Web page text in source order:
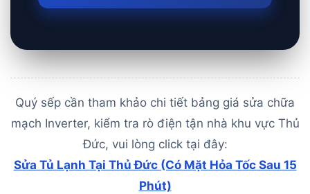
Quý sếp cần tham khảo chi tiết bảng giá sửa chữa
mạch Inverter, kiểm tra rò điện tận nhà khu vực Thủ
Đức, vui lòng click tại đây:
Sửa Tủ Lạnh Tại Thủ Đức (Có Mặt Hỏa Tốc Sau 15
Phút)